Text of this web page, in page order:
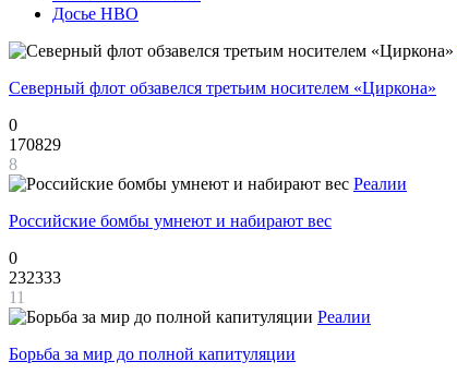
Досье НВО
Северный флот обзавелся третьим носителем «Циркона»
0
170829
8
Реалии
Российские бомбы умнеют и набирают вес
0
232333
11
Реалии
Борьба за мир до полной капитуляции